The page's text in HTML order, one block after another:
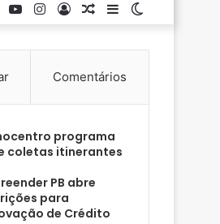
por
Barra
Artigo
Entrar
Instagram
YouTube
Twitter
Comentários
programa
coletas itinerantes
PB abre
para
de Crédito